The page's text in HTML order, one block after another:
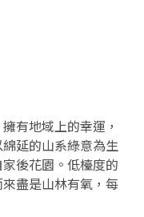
有地域上的幸運，
延的山系綠意為生
後花園。低檯度的
盡是山林有氧，每